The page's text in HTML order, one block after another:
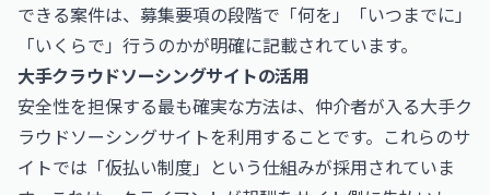
できる案件は、募集要項の段階で「何を」「いつまでに」
「いくらで」行うのかが明確に記載されています。
大手クラウドソーシングサイトの活用
安全性を担保する最も確実な方法は、仲介者が入る大手ク
ラウドソーシングサイトを利用することです。これらのサ
イトでは「仮払い制度」という仕組みが採用されていま